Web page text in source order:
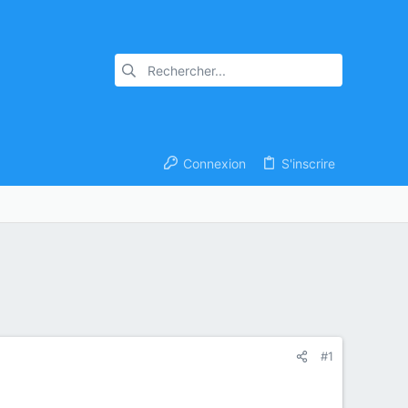
Connexion S'inscrire
#1